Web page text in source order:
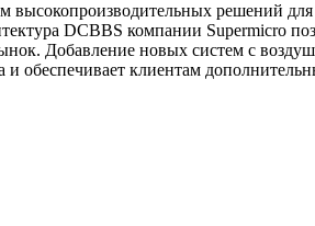
высокопроизводительных решений
DCBBS компании Supermicro
Добавление новых систем с
обеспечивает клиентам